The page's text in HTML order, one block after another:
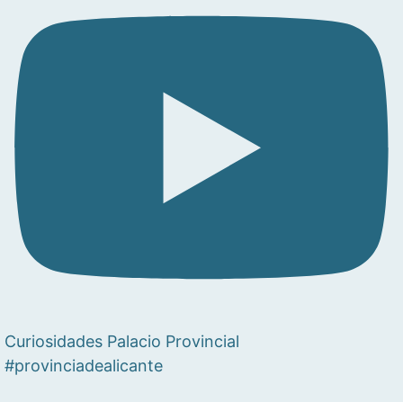
Curiosidades Palacio Provincial
#provinciadealicante